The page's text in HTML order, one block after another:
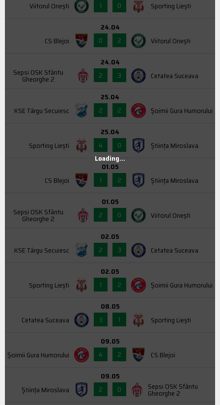
Viitorul Onești 1 0 Sporting Liești
CS Blejoi
24.04
0
2 Viitorul Onești
Sepsi OSK Sfântu
Gheorghe 2
24.04
2
3 Cetatea Suceava
KSE Târgu Secuiesc
25.04
2
2 Şoimii Gura Humorului
Sporting Liești
25.04
4
0 Știința Miroslava
CS Blejoi
01.05
1
2 Știința Miroslava
Sepsi OSK Sfântu
Gheorghe 2
01.05
2
0 Viitorul Onești
KSE Târgu Secuiesc
02.05
2
3 Cetatea Suceava
Sporting Liești
02.05
1
2 Şoimii Gura Humorului
Cetatea Suceava
08.05
3
1 Sporting Liești
Şoimii Gura Humorului
09.05
4
2 CS Blejoi
Știința Miroslava
09.05
2
0 Sepsi OSK Sfântu
Gheorghe 2
Loading...